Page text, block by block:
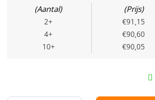
Vermogen (Watt)
3 w
Uitgangsspanning
Aantal Prijs
2+ €91,15
4+
€90,60
10+
€90,05